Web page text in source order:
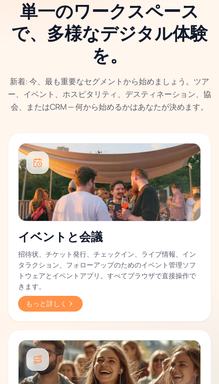
単一のワークスペース
で、多様なデジタル体験
を。
新着: 今、最も重要なセグメントから始めましょう。ツア
ー、イベント、ホスピタリティ、デスティネーション、協
会、またはCRM — 何から始めるかはあなたが決めます。
イベントと会議
招待状、チケット発行、チェックイン、ライブ情報、イン
タラクション、フォローアップのためのイベント管理ソフ
トウェアとイベントアプリ。すべてブラウザで直接操作で
きます。
もっと詳しく